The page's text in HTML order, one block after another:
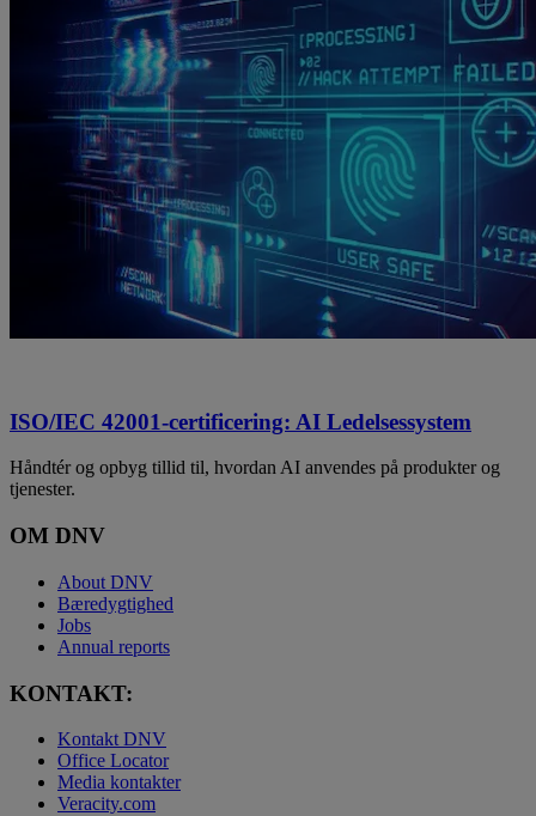
ISO/IEC 42001-certificering: AI Ledelsessystem
Håndtér og opbyg tillid til, hvordan AI anvendes på produkter og
tjenester.
OM DNV
About DNV
Bæredygtighed
Jobs
Annual reports
KONTAKT:
Kontakt DNV
Office Locator
Media kontakter
Veracity.com